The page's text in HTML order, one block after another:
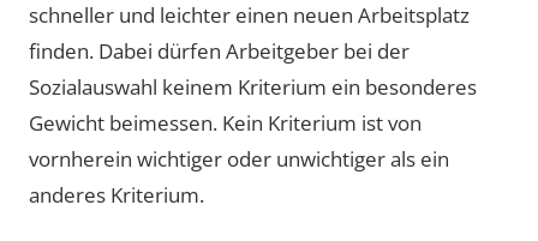
schneller und leichter einen neuen Arbeitsplatz
finden. Dabei dürfen Arbeitgeber bei der
Sozialauswahl keinem Kriterium ein besonderes
Gewicht beimessen. Kein Kriterium ist von
vornherein wichtiger oder unwichtiger als ein
anderes Kriterium.